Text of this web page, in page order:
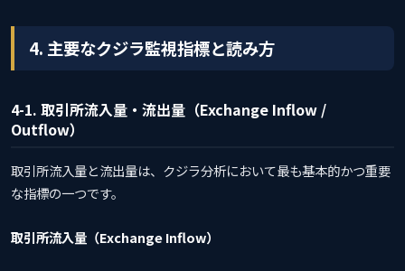
4. 主要なクジラ監視指標と読み方
4-1. 取引所流入量・流出量（Exchange Inflow /
Outflow）
取引所流入量と流出量は、クジラ分析において最も基本的かつ重要
な指標の一つです。
取引所流入量（Exchange Inflow）